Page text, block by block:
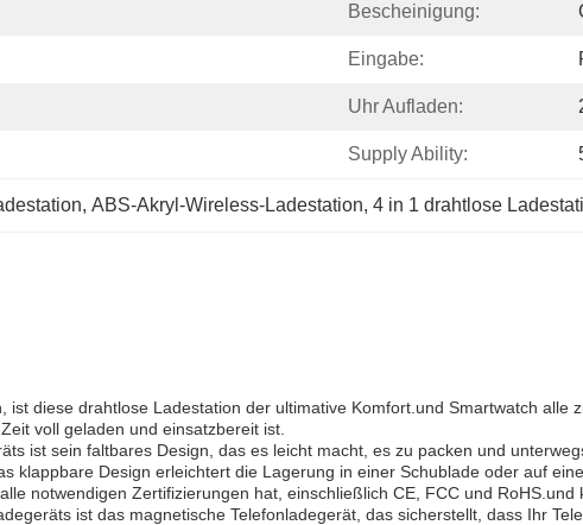
Bescheinigung:
Eingabe:
Uhr Aufladen:
Supply Ability:
, ABS-Akryl-Wireless-Ladestation, 4 in 1 drahtlose
diese drahtlose Ladestation der ultimative Komfort.und Smartwatch alle
voll geladen und einsatzbereit ist.
ist sein faltbares Design, das es leicht macht, es zu packen und
klappbare Design erleichtert die Lagerung in einer Schublade oder auf
notwendigen Zertifizierungen hat, einschließlich CE, FCC und RoHS.und
ist das magnetische Telefonladegerät, das sicherstellt, dass Ihr